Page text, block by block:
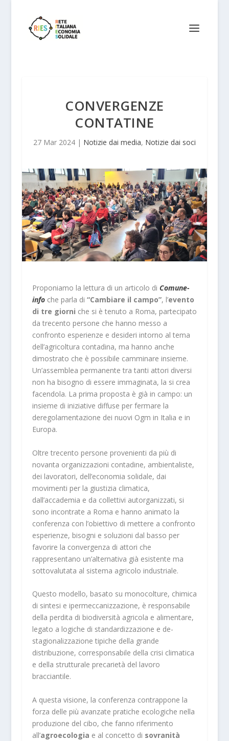
CONVERGENZE
CONTATINE
27 Mar 2024| Notizie dai media, Notizie dai soci
Proponiamo la lettura di un articolo di Comune-
infoche parla di “Cambiare il campo”, l’evento
di tre giorni che si è tenuto a Roma, partecipato
da trecento persone che hanno messo a
confronto esperienze e desideri intorno al tema
dell’agricoltura contadina, ma hanno anche
dimostrato che è possibile camminare insieme.
Un’assemblea permanente tra tanti attori diversi
non ha bisogno di essere immaginata, la si crea
facendola. La prima proposta è già in campo: un
insieme di iniziative diffuse per fermare la
deregolamentazione dei nuovi Ogm in Italia e in
Europa.
Oltre trecento persone provenienti da più di
novanta organizzazioni contadine, ambientaliste,
dei lavoratori, dell’economia solidale, dai
movimenti per la giustizia climatica,
dall’accademia e da collettivi autorganizzati, si
sono incontrate a Roma e hanno animato la
conferenza con l’obiettivo di mettere a confronto
esperienze, bisogni e soluzioni dal basso per
favorire la convergenza di attori che
rappresentano un’alternativa già esistente ma
sottovalutata al sistema agricolo industriale.
Questo modello, basato su monocolture, chimica
di sintesi e ipermeccanizzazione, è responsabile
della perdita di biodiversità agricola e alimentare,
legato a logiche di standardizzazione e de-
stagionalizzazione tipiche della grande
distribuzione, corresponsabile della crisi climatica
e della strutturale precarietà del lavoro
bracciantile.
A questa visione, la conferenza contrappone la
forza delle più avanzate pratiche ecologiche nella
produzione del cibo, che fanno riferimento
all’agroecologia e al concetto di sovranità